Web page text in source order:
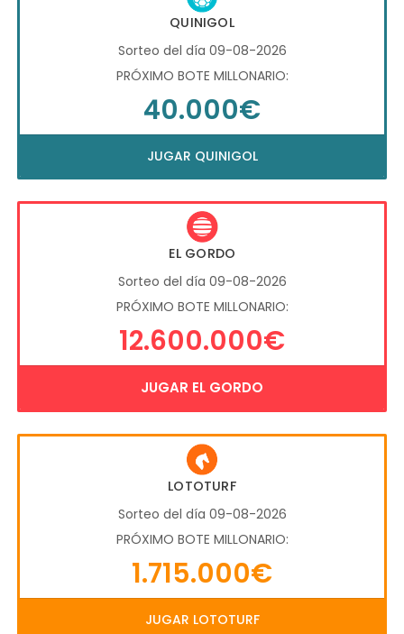
QUINIGOL
Sorteo del día 09-08-2026
PRÓXIMO BOTE MILLONARIO:
40.000€
JUGAR QUINIGOL
EL GORDO
Sorteo del día 09-08-2026
PRÓXIMO BOTE MILLONARIO:
12.600.000€
JUGAR EL GORDO
LOTOTURF
Sorteo del día 09-08-2026
PRÓXIMO BOTE MILLONARIO:
1.715.000€
JUGAR LOTOTURF